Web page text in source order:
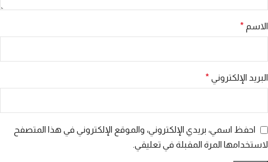
الاسم *
البريد الإلكتروني *
احفظ اسمي، بريدي الإلكتروني، والموقع الإلكتروني في هذا المتصفح
لاستخدامها المرة المقبلة في تعليقي.